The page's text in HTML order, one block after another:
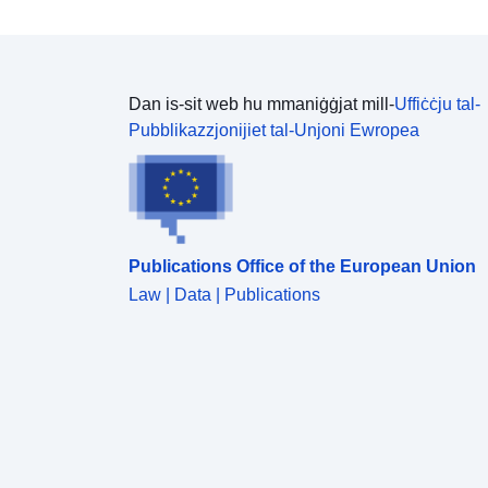
Dan is-sit web hu mmaniġġjat mill-Uffiċċju tal-
Pubblikazzjonijiet tal-Unjoni Ewropea
Publications Office of the European Union
Law | Data | Publications